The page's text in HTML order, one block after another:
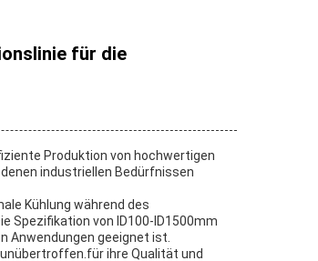
für die
Produktion von hochwertigen
industriellen Bedürfnissen
Kühlung während des
Spezifikation von ID100-ID1500mm
Anwendungen geeignet ist.
ihre Qualität und